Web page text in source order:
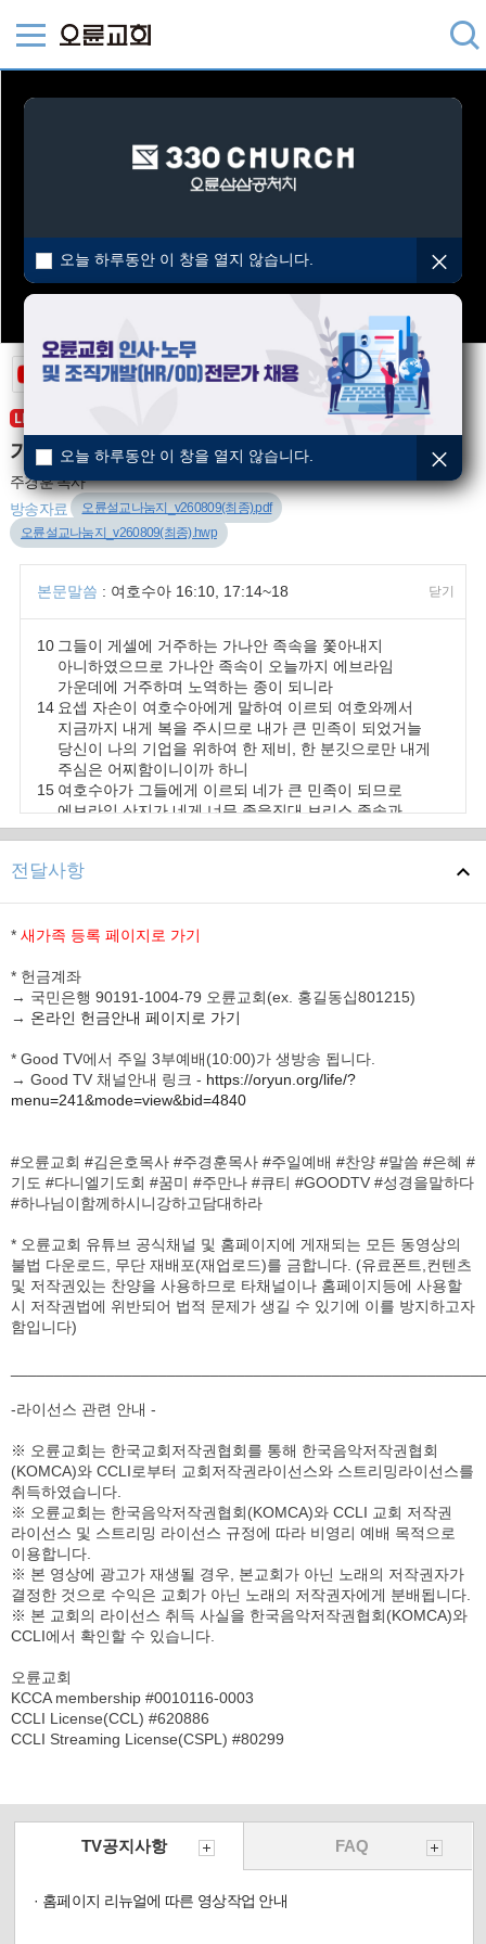
기업이 부족한가, 믿음이 부족한가?
주경훈 목사
방송자료
오륜설교나눔지_v260809(최종).pdf
오륜설교나눔지_v260809(최종).hwp
본문말씀 : 여호수아 16:10, 17:14~18 닫기
10 그들이 게셀에 거주하는 가나안 족속을 쫓아내지
아니하였으므로 가나안 족속이 오늘까지 에브라임
가운데에 거주하며 노역하는 종이 되니라
14 요셉 자손이 여호수아에게 말하여 이르되 여호와께서
지금까지 내게 복을 주시므로 내가 큰 민족이 되었거늘
당신이 나의 기업을 위하여 한 제비, 한 분깃으로만 내게
주심은 어찌함이니이까 하니
15 여호수아가 그들에게 이르되 네가 큰 민족이 되므로
에브라임 산지가 네게 너무 좁을진대 브리스 족속과
르바임 족속의 땅 삼림에 올라가서 스스로 개척하라
16요셉 자손이 이르되 그 산지는 우리에게 넉넉하지도
골짜기에 거주하는 자이든지 다 철 병거가 있나이다 하니
말하여 이르되 너는 큰 민족이요 큰 권능이 있은즉 한
분깃만 가질 것이 아니라
18그 산지도 네 것이 되리니 비록 삼림이라도 네가
철 병거를 가졌고 강할지라도 네가 능히 그를 쫓아내리라
하였더라
전달사항
* 새가족 등록 페이지로 가기
* 헌금계좌
→ 국민은행 90191-1004-79 오륜교회(ex. 홍길동십801215)
→ 온라인 헌금안내 페이지로 가기
* Good TV에서 주일 3부예배(10:00)가 생방송 됩니다.
→ Good TV 채널안내 링크 - https://oryun.org/life/?
menu=241&mode=view&bid=4840
#오륜교회 #김은호목사 #주경훈목사 #주일예배 #찬양 #말씀 #은혜 #
기도 #다니엘기도회 #꿈미 #주만나 #큐티 #GOODTV #성경을말하다
#하나님이함께하시니강하고담대하라
* 오륜교회 유튜브 공식채널 및 홈페이지에 게재되는 모든 동영상의
불법 다운로드, 무단 재배포(재업로드)를 금합니다. (유료폰트,컨텐츠
및 저작권있는 찬양을 사용하므로 타채널이나 홈페이지등에 사용할
시 저작권법에 위반되어 법적 문제가 생길 수 있기에 이를 방지하고자
함입니다)
-라이선스 관련 안내 -
※ 오륜교회는 한국교회저작권협회를 통해 한국음악저작권협회
(KOMCA)와 CCLI로부터 교회저작권라이선스와 스트리밍라이선스를
취득하였습니다.
※ 오륜교회는 한국음악저작권협회(KOMCA)와 CCLI 교회 저작권
라이선스 및 스트리밍 라이선스 규정에 따라 비영리 예배 목적으로
이용합니다.
※ 본 영상에 광고가 재생될 경우, 본교회가 아닌 노래의 저작권자가
결정한 것으로 수익은 교회가 아닌 노래의 저작권자에게 분배됩니다.
※ 본 교회의 라이선스 취득 사실을 한국음악저작권협회(KOMCA)와
CCLI에서 확인할 수 있습니다.
오륜교회
KCCA membership #0010116-0003
CCLI License(CCL) #620886
CCLI Streaming License(CSPL) #80299
TV공지사항 FAQ
· 홈페이지 리뉴얼에 따른 영상작업 안내
오늘 하루동안 이 창을 열지 않습니다.
오늘 하루동안 이 창을 열지 않습니다.